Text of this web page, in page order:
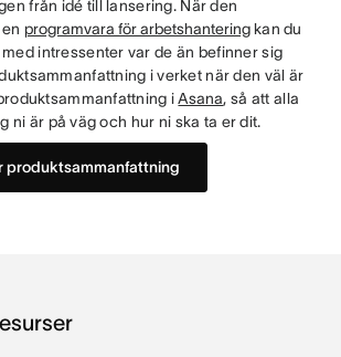
från idé till lansering. När den
programvara för arbetshanteringkan du
intressenter var de än befinner sig
i verket när den väl är
iAsana, så att alla
ni är på väg och hur ni ska ta er dit.
produktsammanfattning